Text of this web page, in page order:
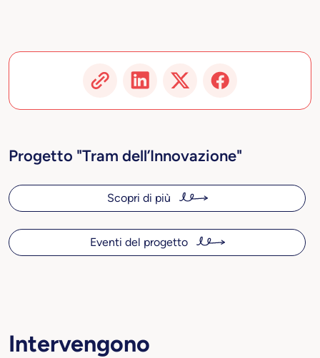
Progetto "Tram dell’Innovazione"
Scopri di più
Eventi del progetto
Intervengono